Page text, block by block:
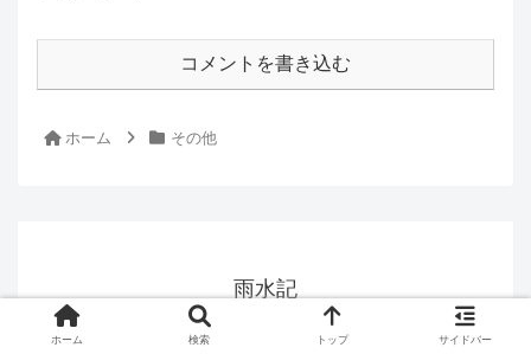
コメントを書き込む
ホーム その他
雨水記
© 2025 雨水記.
ホーム 検索 トップ サイドバー